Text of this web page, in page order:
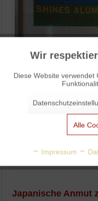
Japanische Anmut
Funktionale
Personalisierung
Wir
Diese Website verwendet
Alle
Impressum